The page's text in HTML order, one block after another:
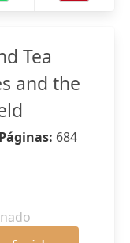
Tea
and the
684